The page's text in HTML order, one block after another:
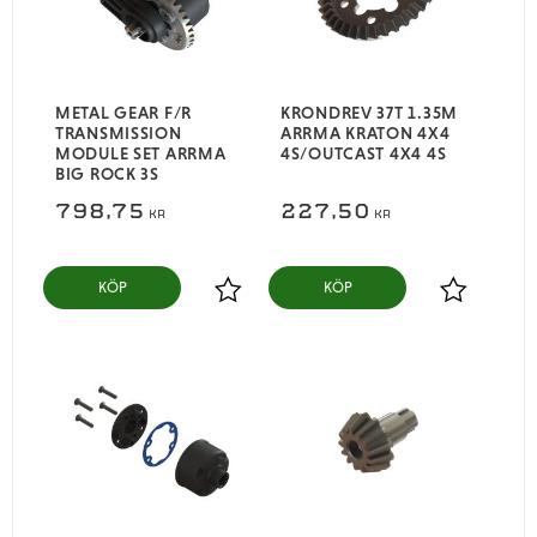
METAL GEAR F/R
TRANSMISSION
MODULE SET ARRMA
BIG ROCK 3S
798,75 KR
Lägg till i favoriter
KÖP
KRONDREV 37T 1.35M
ARRMA KRATON 4X4
4S/OUTCAST 4X4 4S
227,50 KR
Lägg till i
KÖP